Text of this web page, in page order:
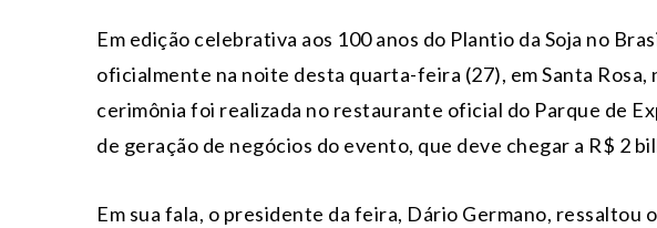
Em edição celebrativa aos 100 anos do Plantio da Soja no
oficialmente na noite desta quarta-feira (27), em Santa
cerimônia foi realizada no restaurante oficial do Parque de
de geração de negócios do evento, que deve chegar a R$ 2
Em sua fala, o presidente da feira, Dário Germano, ressaltou